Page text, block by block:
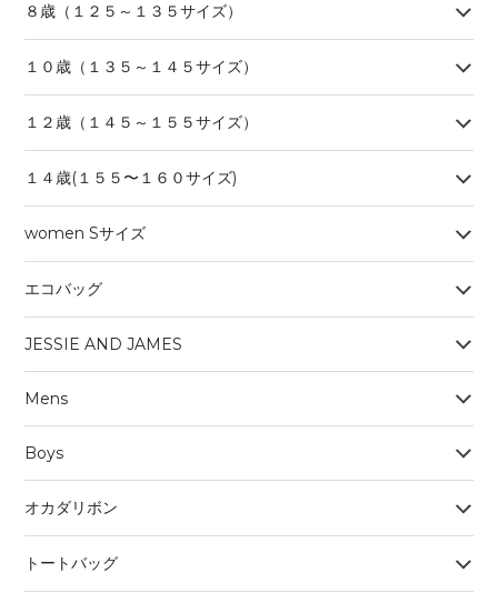
８歳（１２５～１３５サイズ）
１０歳（１３５～１４５サイズ）
１２歳（１４５～１５５サイズ）
１４歳(１５５〜１６０サイズ)
women Sサイズ
エコバッグ
JESSIE AND JAMES
Mens
Boys
オカダリボン
トートバッグ